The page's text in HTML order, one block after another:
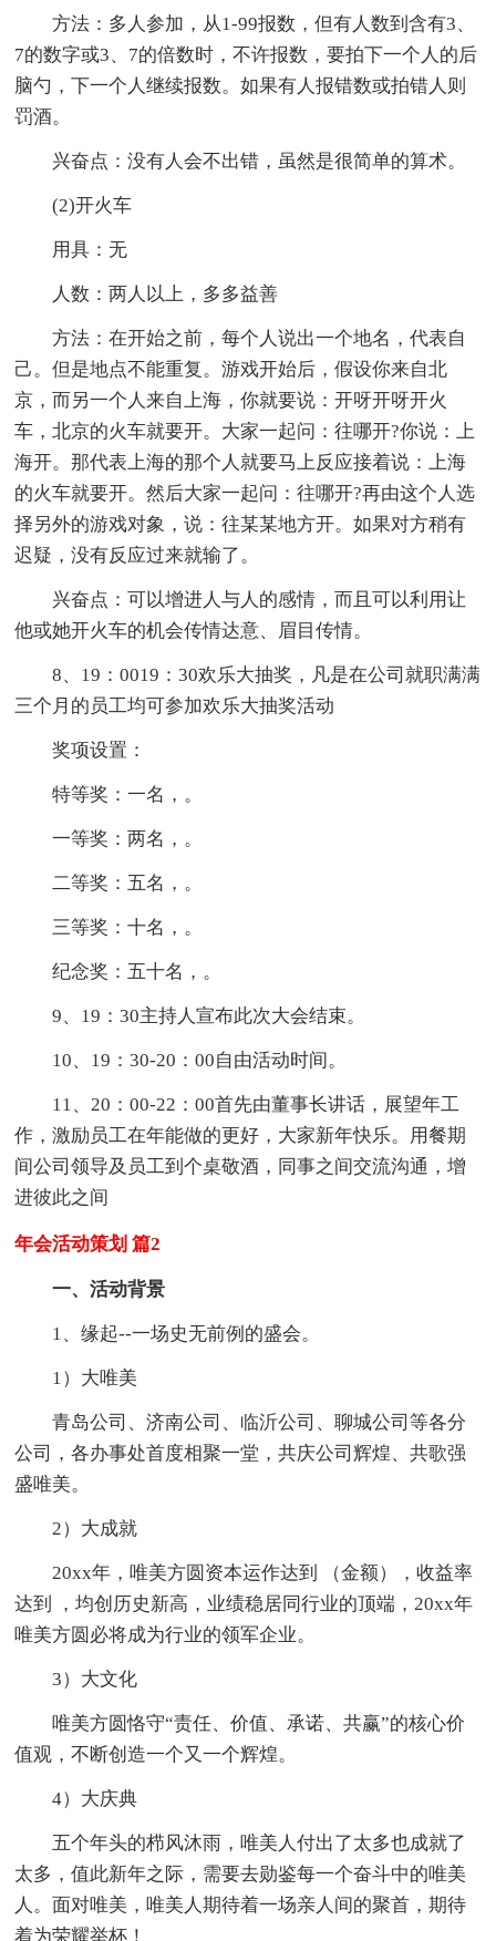
方法：多人参加，从1-99报数，但有人数到含有3、
7的数字或3、7的倍数时，不许报数，要拍下一个人的后
脑勺，下一个人继续报数。如果有人报错数或拍错人则
罚酒。
兴奋点：没有人会不出错，虽然是很简单的算术。
(2)开火车
用具：无
人数：两人以上，多多益善
方法：在开始之前，每个人说出一个地名，代表自
己。但是地点不能重复。游戏开始后，假设你来自北
京，而另一个人来自上海，你就要说：开呀开呀开火
车，北京的火车就要开。大家一起问：往哪开?你说：上
海开。那代表上海的那个人就要马上反应接着说：上海
的火车就要开。然后大家一起问：往哪开?再由这个人选
择另外的游戏对象，说：往某某地方开。如果对方稍有
迟疑，没有反应过来就输了。
兴奋点：可以增进人与人的感情，而且可以利用让
他或她开火车的机会传情达意、眉目传情。
8、19：0019：30欢乐大抽奖，凡是在公司就职满满
三个月的员工均可参加欢乐大抽奖活动
奖项设置：
特等奖：一名，。
一等奖：两名，。
二等奖：五名，。
三等奖：十名，。
纪念奖：五十名，。
9、19：30主持人宣布此次大会结束。
10、19：30-20：00自由活动时间。
11、20：00-22：00首先由董事长讲话，展望年工
作，激励员工在年能做的更好，大家新年快乐。用餐期
间公司领导及员工到个桌敬酒，同事之间交流沟通，增
进彼此之间
年会活动策划 篇2
一、活动背景
1、缘起--一场史无前例的盛会。
1）大唯美
青岛公司、济南公司、临沂公司、聊城公司等各分
公司，各办事处首度相聚一堂，共庆公司辉煌、共歌强
盛唯美。
2）大成就
20xx年，唯美方圆资本运作达到 （金额），收益率
达到 ，均创历史新高，业绩稳居同行业的顶端，20xx年
唯美方圆必将成为行业的领军企业。
3）大文化
唯美方圆恪守“责任、价值、承诺、共赢”的核心价
值观，不断创造一个又一个辉煌。
4）大庆典
五个年头的栉风沐雨，唯美人付出了太多也成就了
太多，值此新年之际，需要去勋鉴每一个奋斗中的唯美
人。面对唯美，唯美人期待着一场亲人间的聚首，期待
着为荣耀举杯！